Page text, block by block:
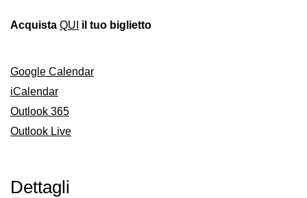
Acquista QUI il tuo biglietto
Google Calendar
iCalendar
Outlook 365
Outlook Live
Dettagli